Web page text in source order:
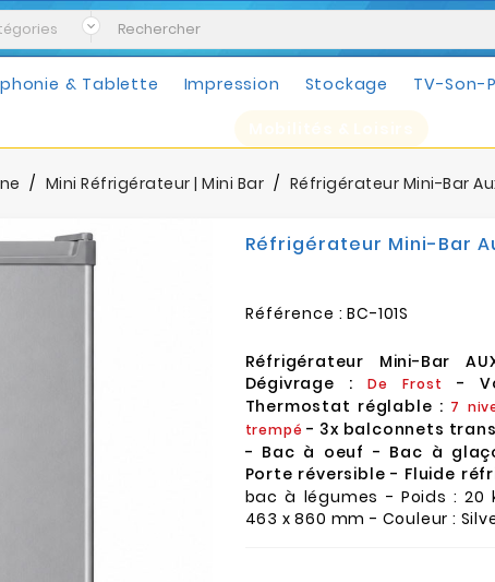
& Tablette Impression Stockage TV-Son-
Mini Réfrigérateur | Mini Bar Réfrigérateur Mini-Bar
Réfrigérateur Mini-Bar
Référence : BC-101S
Réfrigérateur Mini-Bar
Dégivrage :
De Frost -
Thermostat réglable : 7
trempé - 3x balconnets
- Bac à oeuf - Bac à
Porte réversible - Fluide
bac à légumes - Poids : 20
463 x 860 mm - Couleur :